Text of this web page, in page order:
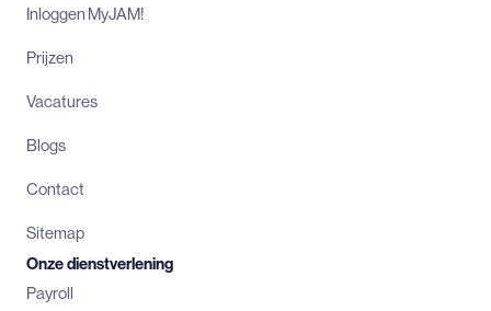
Inloggen MyJAM!
Prijzen
Vacatures
Blogs
Contact
Sitemap
Onze dienstverlening
Payroll